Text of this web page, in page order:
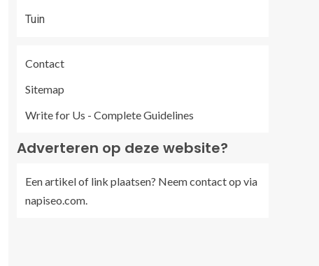
Tuin
Contact
Sitemap
Write for Us - Complete Guidelines
Adverteren op deze website?
Een artikel of link plaatsen? Neem contact op via
napiseo.com.